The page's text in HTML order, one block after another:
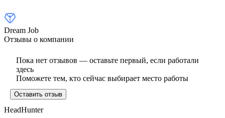
Dream Job
Отзывы о компании
Пока нет отзывов — оставьте первый, если работали
здесь
Поможете тем, кто сейчас выбирает место работы
Оставить отзыв
HeadHunter